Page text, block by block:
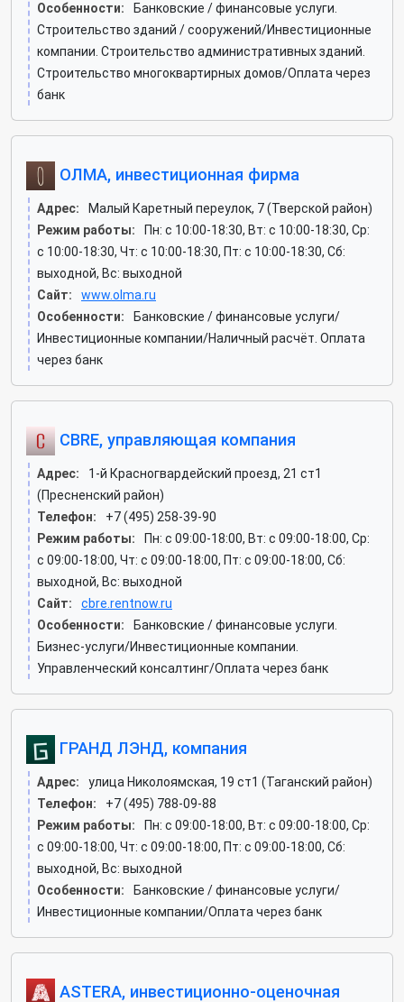
Особенности:
Банковские / финансовые услуги.
Строительство зданий / сооружений/Инвестиционные
компании. Строительство административных зданий.
Строительство многоквартирных домов/Оплата через
банк
ОЛМА, инвестиционная фирма
Адрес:
Малый Каретный переулок, 7 (Тверской район)
Режим работы:
Пн: c 10:00-18:30, Вт: c 10:00-18:30, Ср:
c 10:00-18:30, Чт: c 10:00-18:30, Пт: c 10:00-18:30, Сб:
выходной, Вс: выходной
Сайт:
www.olma.ru
Особенности:
Банковские / финансовые услуги/
Инвестиционные компании/Наличный расчёт. Оплата
через банк
CBRE, управляющая компания
Адрес:
1-й Красногвардейский проезд, 21 ст1
(Пресненский район)
Телефон:
+7 (495) 258-39-90
Режим работы:
Пн: c 09:00-18:00, Вт: c 09:00-18:00, Ср:
c 09:00-18:00, Чт: c 09:00-18:00, Пт: c 09:00-18:00, Сб:
выходной, Вс: выходной
Сайт:
cbre.rentnow.ru
Особенности:
Банковские / финансовые услуги.
Бизнес-услуги/Инвестиционные компании.
Управленческий консалтинг/Оплата через банк
ГРАНД ЛЭНД, компания
Адрес:
улица Николоямская, 19 ст1 (Таганский район)
Телефон:
+7 (495) 788-09-88
Режим работы:
Пн: c 09:00-18:00, Вт: c 09:00-18:00, Ср:
c 09:00-18:00, Чт: c 09:00-18:00, Пт: c 09:00-18:00, Сб:
выходной, Вс: выходной
Особенности:
Банковские / финансовые услуги/
Инвестиционные компании/Оплата через банк
ASTERA, инвестиционно-оценочная